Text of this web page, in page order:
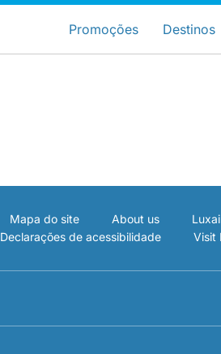
Sites do
LuxairGroup
Choose your
Promoções Destinos
Mapa do site About us
Declarações de acessibilidade Visit